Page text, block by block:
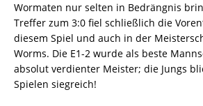
Wormaten nur selten in Bedrängnis
Treffer zum 3:0 fiel schließlich die
diesem Spiel und auch in der
Worms. Die E1-2 wurde als beste
absolut verdienter Meister; die Jungs
Spielen siegreich!